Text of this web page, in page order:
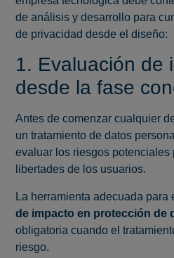
de análisis y desarrollo para
de privacidad desde el diseño:
1. Evaluación de
desde la fase
Antes de comenzar cualquier
un tratamiento de datos
evaluar los riesgos potenciales
libertades de los usuarios.
La herramienta adecuada para
de impacto en protección de
obligatoria cuando el
riesgo.